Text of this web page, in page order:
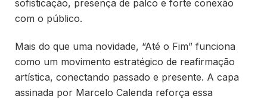
sofisticação, presença de palco e forte conexão
com o público.
Mais do que uma novidade, “Até o Fim” funciona
como um movimento estratégico de reafirmação
artística, conectando passado e presente. A capa
assinada por Marcelo Calenda reforça essa